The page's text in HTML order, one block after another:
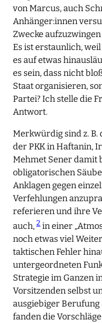
von Marcus, auch
Anhänger:innen
Zwecke
Es ist erstaunlich,
es auf etwas
es sein, dass nicht
Staat organisieren,
Partei? Ich stelle die
Antwort.
Merkwürdig sind z. B.
der PKK in Haftanin,
Mehmet Sener damit
obligatorischen
Anklagen gegen
Verfehlungen
referieren und ihre
auch,2 in einer
noch etwas viel
taktischen Fehler
untergeordneten
Strategie im Ganzen
Vorsitzenden selbst
ausgiebiger Berufung
fanden die